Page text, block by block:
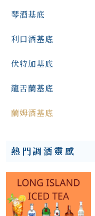
琴酒基底
利口酒基底
伏特加基底
龍舌蘭基底
蘭姆酒基底
熱門調酒靈感